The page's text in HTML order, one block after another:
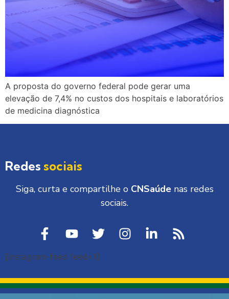
A proposta do governo federal pode gerar uma
elevação de 7,4% no custos dos hospitais e laboratórios
de medicina diagnóstica
Redes sociais
Siga, curta e compartilhe o CNSaúdenas redes
sociais.
[instagram-feed feed=1]